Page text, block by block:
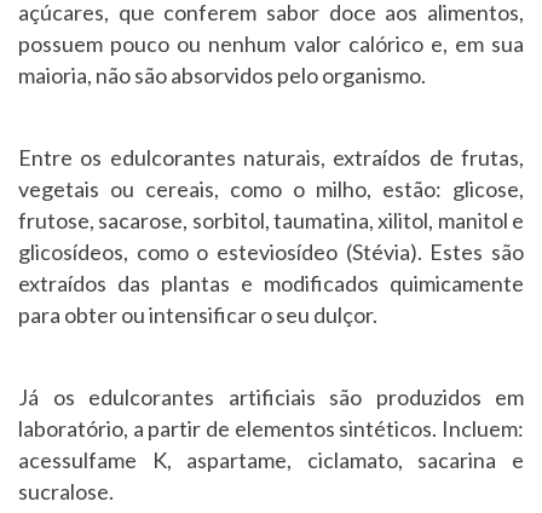
açúcares, que conferem sabor doce aos alimentos,
possuem pouco ou nenhum valor calórico e, em sua
maioria, não são absorvidos pelo organismo.
Entre os edulcorantes naturais, extraídos de frutas,
vegetais ou cereais, como o milho, estão: glicose,
frutose, sacarose, sorbitol, taumatina, xilitol, manitol e
glicosídeos, como o esteviosídeo (Stévia). Estes são
extraídos das plantas e modificados quimicamente
para obter ou intensificar o seu dulçor.
Já os edulcorantes artificiais são produzidos em
laboratório, a partir de elementos sintéticos. Incluem:
acessulfame K, aspartame, ciclamato, sacarina e
sucralose.